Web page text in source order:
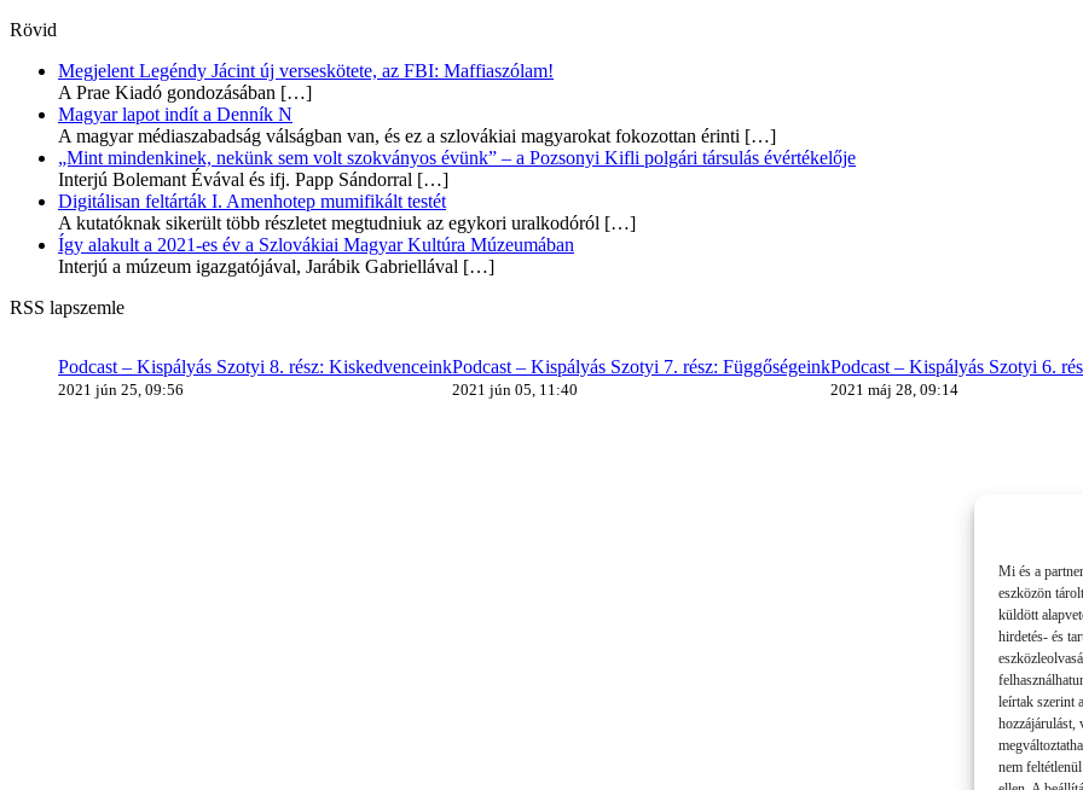
Mi és a
eszközön
küldött
hirdetés- és
leírtak szerint
hozzájárulást,
nem
Rövid
Megjelent Legéndy Jácint új verseskötete, az FBI: Maffiaszólam!
A Prae Kiadó gondozásában […]
Magyar lapot indít a Denník N
A magyar médiaszabadság válságban van, és ez a szlovákiai magyarokat fokozottan érinti […]
„Mint mindenkinek, nekünk sem volt szokványos évünk” – a Pozsonyi Kifli polgári társulás évértékelője
Interjú Bolemant Évával és ifj. Papp Sándorral […]
Digitálisan feltárták I. Amenhotep mumifikált testét
A kutatóknak sikerült több részletet megtudniuk az egykori uralkodóról […]
Így alakult a 2021-es év a Szlovákiai Magyar Kultúra Múzeumában
Interjú a múzeum igazgatójával, Jarábik Gabriellával […]
RSS lapszemle
Podcast – Kispályás Szotyi 8. rész: Kiskedvenceink
2021 jún 25, 09:56
Podcast – Kispályás Szotyi 7. rész: Függőségeink
2021 jún 05, 11:40
Podcast – Kispályás Szotyi 6.
2021 máj 28, 09:14